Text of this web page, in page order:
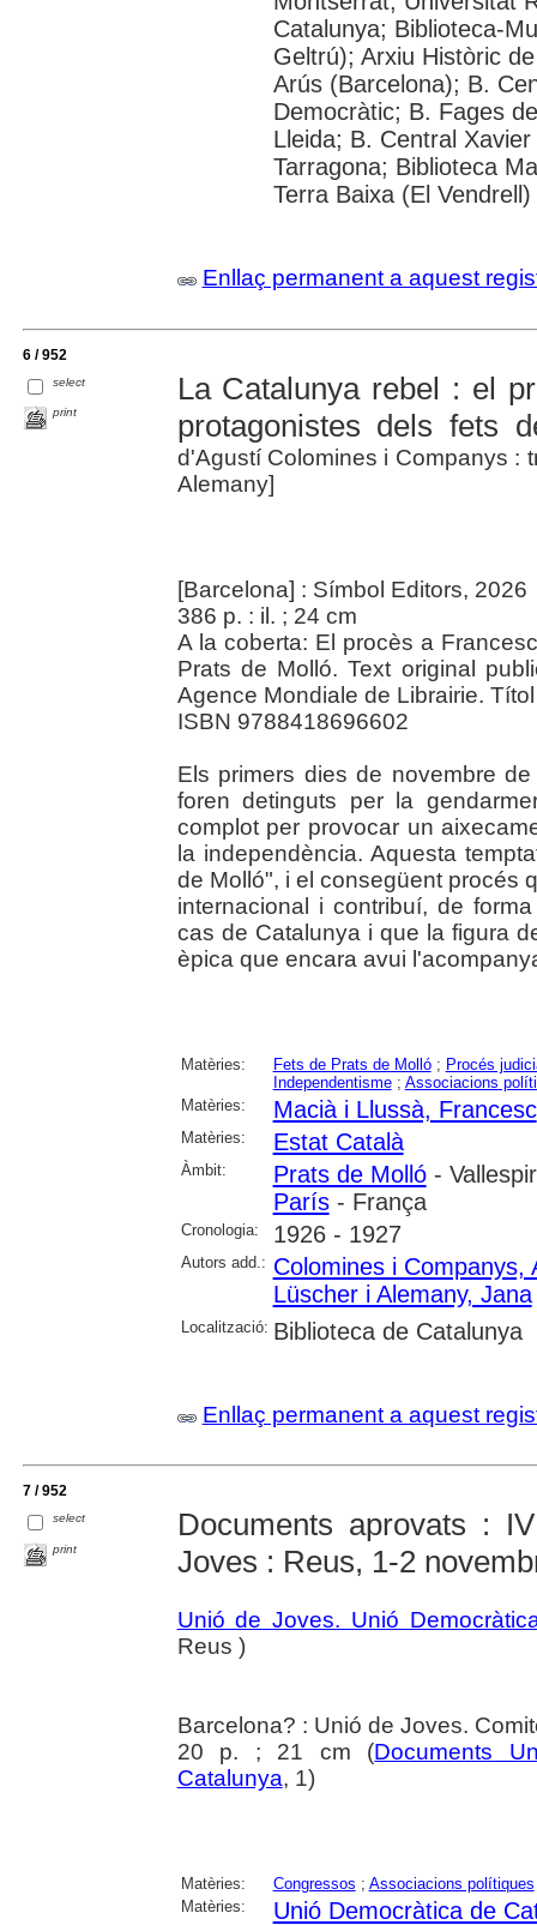
Catalunya; Biblioteca-
Geltrú); Arxiu Històric
Arús (Barcelona); B.
Democràtic; B. Fages
Lleida; B. Central
Tarragona; Biblioteca
Terra Baixa (El Vendrell)
Enllaç permanent a aquest
6 / 952
select
print
La Catalunya rebel : el
protagonistes dels fets
d'Agustí Colomines i Companys :
Alemany]
[Barcelona] : Símbol Editors, 2026
386 p. : il. ; 24 cm
A la coberta: El procès a
Prats de Molló. Text original
Agence Mondiale de Librairie.
ISBN 9788418696602
Els primers dies de novembre
foren detinguts per la
complot per provocar un
la independència. Aquesta
de Molló", i el consegüent procés
internacional i contribuí, de
cas de Catalunya i que la figura
èpica que encara avui
Matèries: Fets de Prats de Molló; Procés
Independentisme; Associacions
Matèries:
Macià i Llussà, Francesc
Matèries: Estat Català
Àmbit: Prats de Molló-
París- França
Cronologia: 1926 - 1927
Autors add.: Colomines i Companys,
Lüscher i Alemany, Jana
Localització: Biblioteca de Catalunya
Enllaç permanent a aquest
7 / 952
select
print
Documents aprovats :
Joves : Reus, 1-2
Unió de Joves. Unió
Reus )
Barcelona? : Unió de Joves.
20 p. ; 21 cm (Documents
Catalunya, 1)
Matèries: Congressos ; Associacions polítiques
Matèries:
Unió Democràtica de